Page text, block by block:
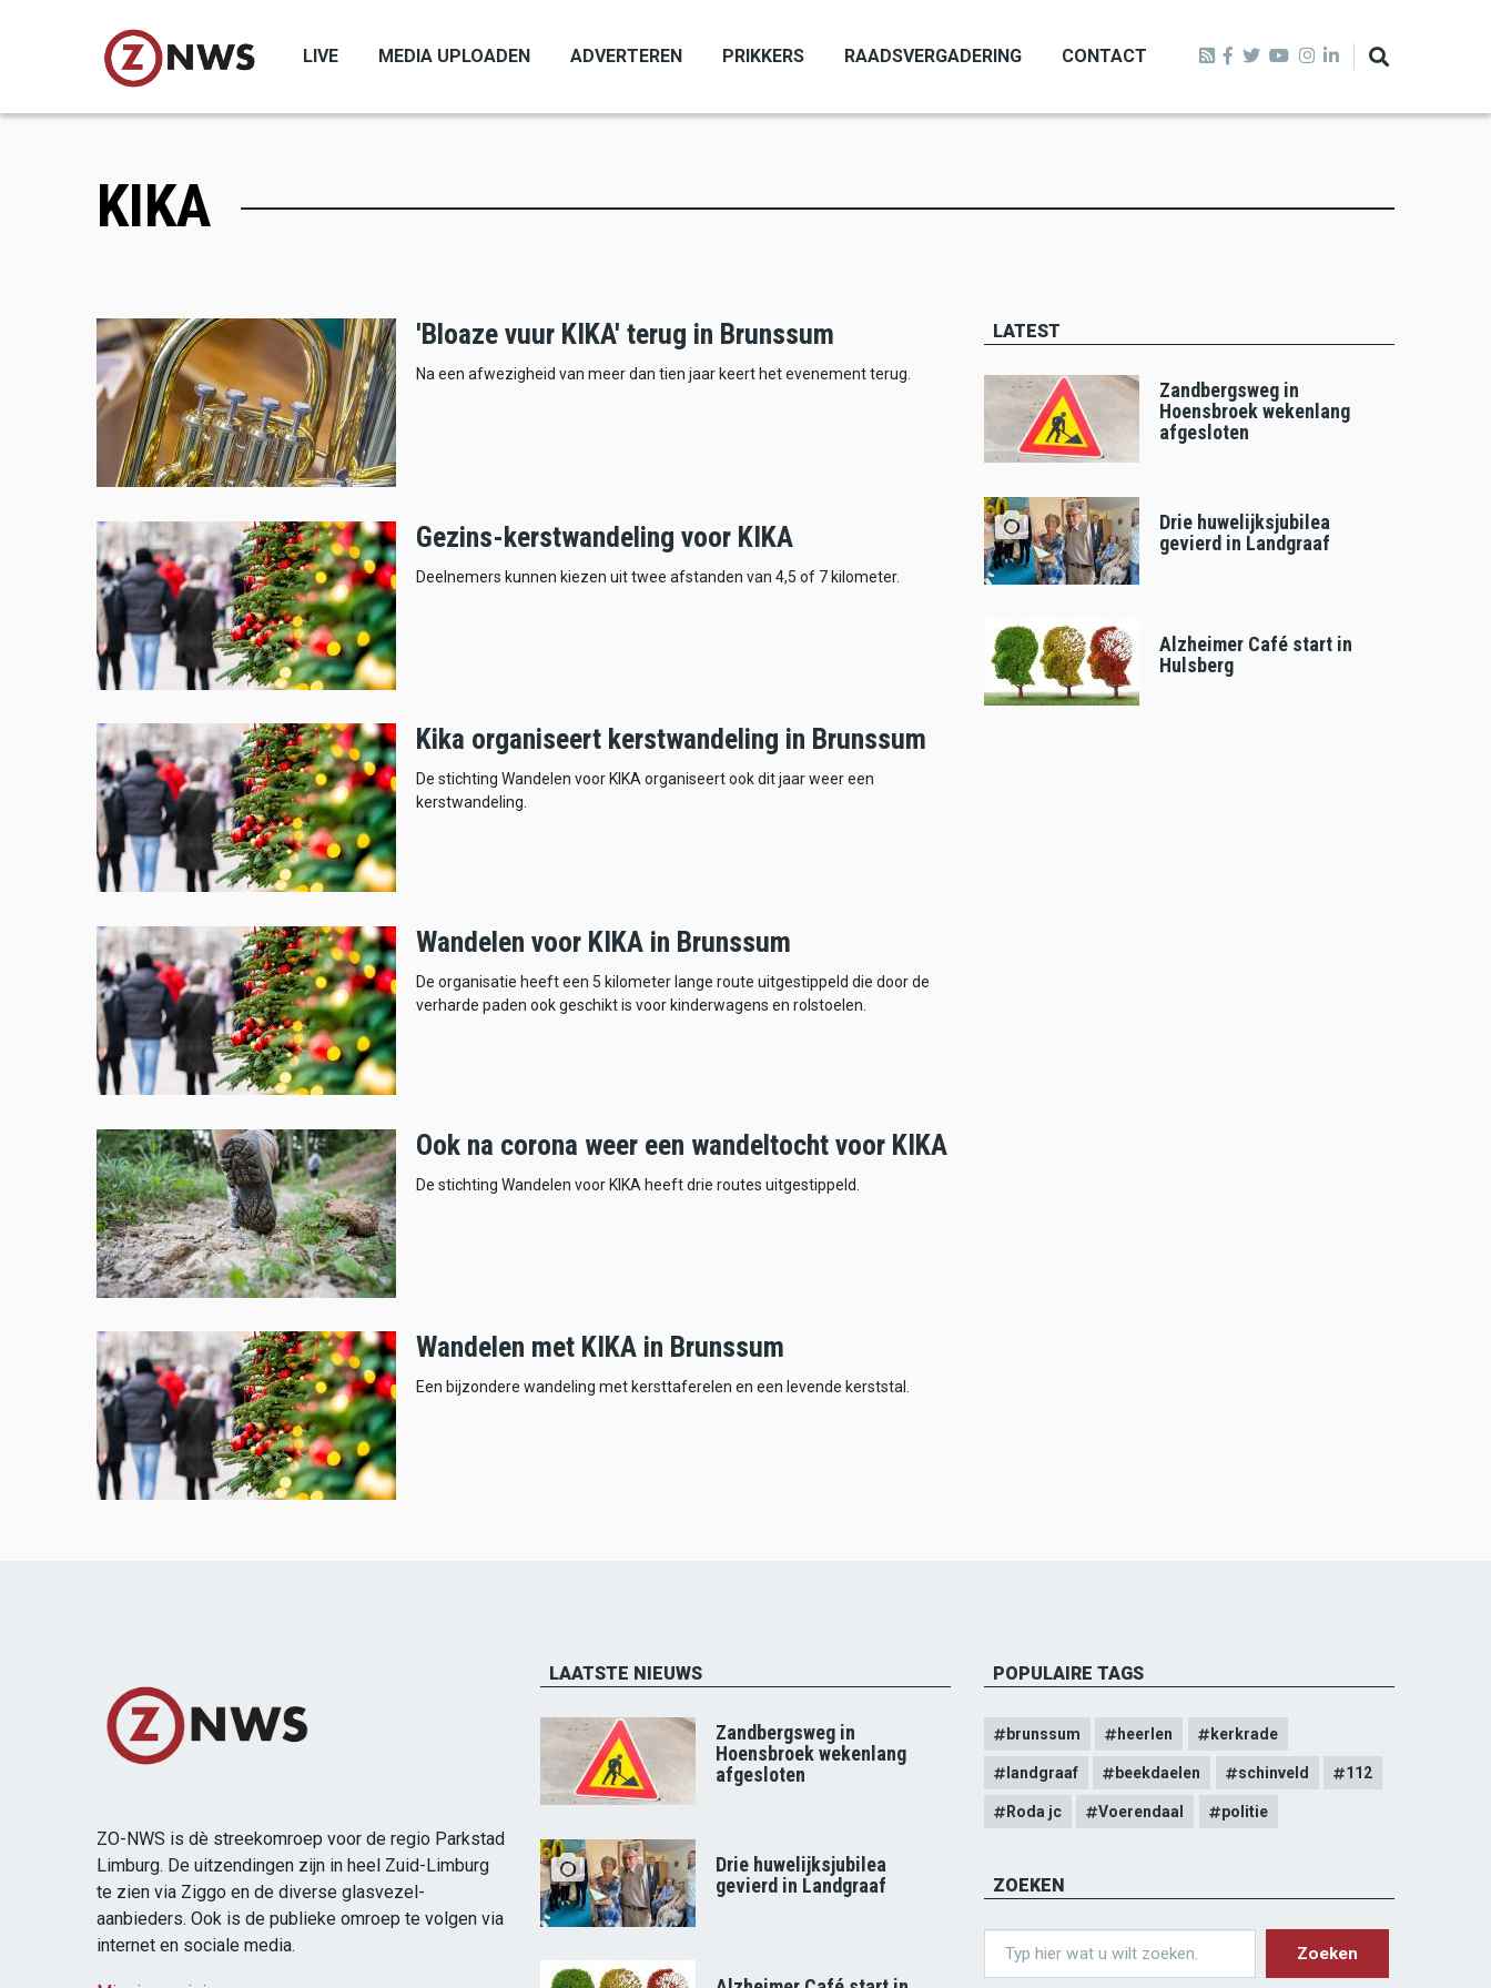
LIVE MEDIA UPLOADEN ADVERTEREN PRIKKERS RAADSVERGADERING CONTACT
KIKA
'Bloaze vuur KIKA' terug in Brunssum
Na een afwezigheid van meer dan tien jaar keert het evenement terug.
Gezins-kerstwandeling voor KIKA
Deelnemers kunnen kiezen uit twee afstanden van 4,5 of 7 kilometer.
Kika organiseert kerstwandeling in Brunssum
De stichting Wandelen voor KIKA organiseert ook dit jaar weer een
kerstwandeling.
Wandelen voor KIKA in Brunssum
De organisatie heeft een 5 kilometer lange route uitgestippeld die door de
verharde paden ook geschikt is voor kinderwagens en rolstoelen.
Ook na corona weer een wandeltocht voor KIKA
De stichting Wandelen voor KIKA heeft drie routes uitgestippeld.
Wandelen met KIKA in Brunssum
Een bijzondere wandeling met kersttaferelen en een levende kerststal.
LATEST
Zandbergsweg in
Hoensbroek wekenlang
afgesloten
Drie huwelijksjubilea
gevierd in Landgraaf
Alzheimer Café start in
Hulsberg
ZO-NWS is dè streekomroep voor de regio Parkstad
Limburg. De uitzendingen zijn in heel Zuid-Limburg
te zien via Ziggo en de diverse glasvezel-
aanbieders. Ook is de publieke omroep te volgen via
internet en sociale media.
LAATSTE NIEUWS
Zandbergsweg in
Hoensbroek wekenlang
afgesloten
Drie huwelijksjubilea
gevierd in Landgraaf
POPULAIRE TAGS
brunssum heerlen kerkrade
landgraaf beekdaelen schinveld 112
Roda jc Voerendaal politie
ZOEKEN